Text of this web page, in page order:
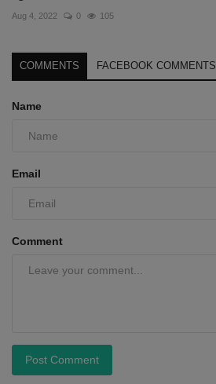
Aug 4, 2022 0 105
COMMENTS FACEBOOK COMMENTS
Name
Email
Comment
Post Comment